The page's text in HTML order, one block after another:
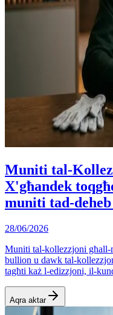
Muniti tal-
X'għandek
muniti tad-
28/06/2026
Muniti tal-kollezzjoni
bullion u dawk tal-
tagħti każ l-edizzjoni, il-
Aqra aktar